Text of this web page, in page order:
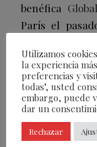
benéfica
París el
el Hotel Santo
de Arco.
Utilizamos
la experiencia
preferencias y
todas", usted
embargo, puede
dar un
Rechazar